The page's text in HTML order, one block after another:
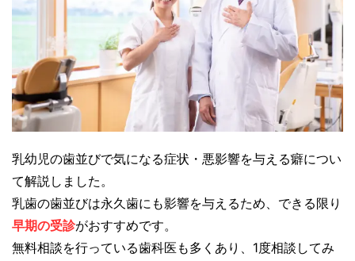
乳幼児の歯並びで気になる症状・悪影響を与える癖につい
て解説しました。
乳歯の歯並びは永久歯にも影響を与えるため、できる限り
早期の受診がおすすめです。
無料相談を行っている歯科医も多くあり、1度相談してみ